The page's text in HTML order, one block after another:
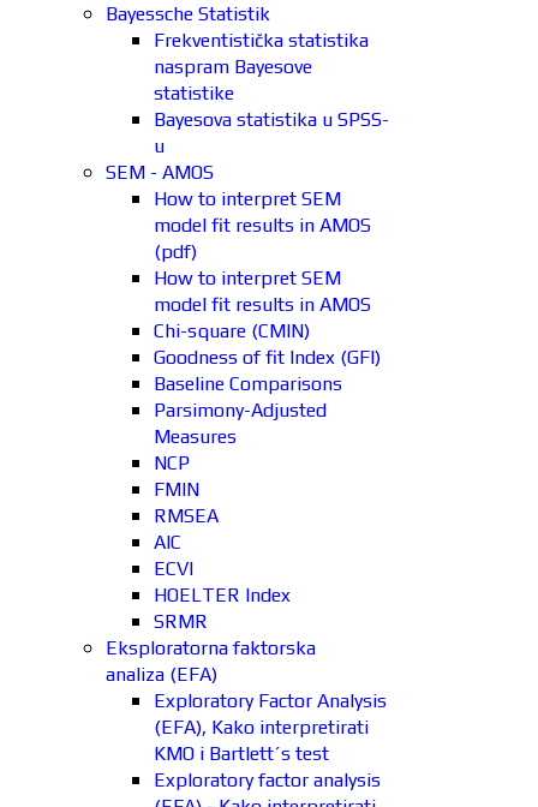
Bayessche Statistik
Frekventistička statistika
naspram Bayesove
statistike
Bayesova statistika u SPSS-
u
SEM - AMOS
How to interpret SEM
model fit results in AMOS
(pdf)
How to interpret SEM
model fit results in AMOS
Chi-square (CMIN)
Goodness of fit Index (GFI)
Baseline Comparisons
Parsimony-Adjusted
Measures
NCP
FMIN
RMSEA
AIC
ECVI
HOELTER Index
SRMR
Eksploratorna faktorska
analiza (EFA)
Exploratory Factor Analysis
(EFA), Kako interpretirati
KMO i Bartlett´s test
Exploratory factor analysis